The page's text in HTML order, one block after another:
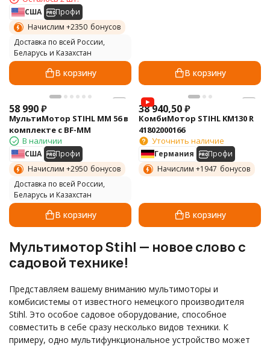
США
Профи
Начислим +2350 бонусов
Доставка по всей России,
Беларусь и Казахстан
В корзину В корзину
58 990₽
МультиМотор STIHL ММ 56 в
комплекте с BF-MM
В наличии
США
Профи
Начислим +2950 бонусов
Доставка по всей России,
Беларусь и Казахстан
В корзину
38 940,50₽
КомбиМотор STIHL KM130 R
41802000166
Уточнить наличие
Германия
Профи
Начислим +1947 бонусов
В корзину
Мультимотор Stihl — новое слово с
садовой технике!
Представляем вашему вниманию мультимоторы и
комбисистемы от известного немецкого производителя
Stihl. Это особое садовое оборудование, способное
совместить в себе сразу несколько видов техники. К
примеру, одно мультифункциональное устройство может